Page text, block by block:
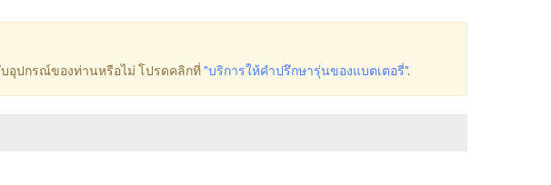
บอุปกรณ์ของท่านหรือไม่ โปรดคลิกที่"บริการให้คำปรึกษารุ่นของแบตเตอรี่".